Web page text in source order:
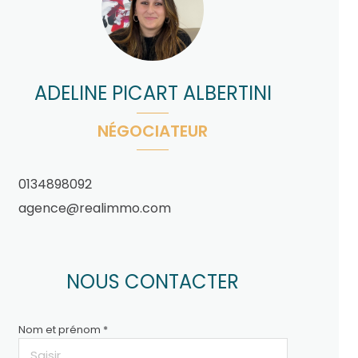
NÉGOCIATEUR
ADELINE PICART ALBERTINI
0134898092
agence@realimmo.com
NOUS CONTACTER
Nom et prénom *